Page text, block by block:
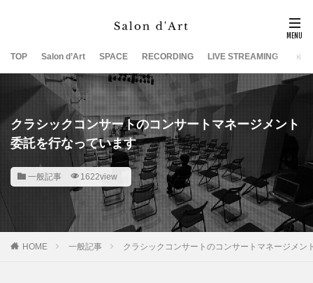
TOP Salon d’Art SPACE RECORDING LIVE STREAMING
クラシックコンサートのコンサートマネージメント
委託を行なっています
一般記事 1622view
HOME 一般記事 クラシックコンサートのコンサートマネージメン